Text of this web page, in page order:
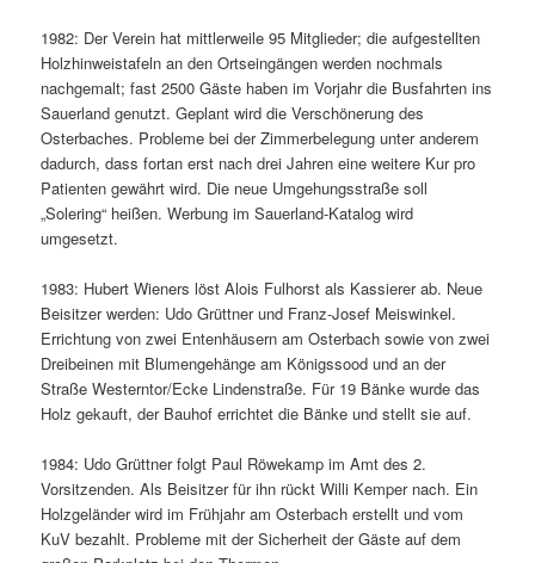
1982: Der Verein hat mittlerweile 95 Mitglieder; die aufgestellten
Holzhinweistafeln an den Ortseingängen werden nochmals
nachgemalt; fast 2500 Gäste haben im Vorjahr die Busfahrten ins
Sauerland genutzt. Geplant wird die Verschönerung des
Osterbaches. Probleme bei der Zimmerbelegung unter anderem
dadurch, dass fortan erst nach drei Jahren eine weitere Kur pro
Patienten gewährt wird. Die neue Umgehungsstraße soll
„Solering“ heißen. Werbung im Sauerland-Katalog wird
umgesetzt.
1983: Hubert Wieners löst Alois Fulhorst als Kassierer ab. Neue
Beisitzer werden: Udo Grüttner und Franz-Josef Meiswinkel.
Errichtung von zwei Entenhäusern am Osterbach sowie von zwei
Dreibeinen mit Blumengehänge am Königssood und an der
Straße Westerntor/Ecke Lindenstraße. Für 19 Bänke wurde das
Holz gekauft, der Bauhof errichtet die Bänke und stellt sie auf.
1984: Udo Grüttner folgt Paul Röwekamp im Amt des 2.
Vorsitzenden. Als Beisitzer für ihn rückt Willi Kemper nach. Ein
Holzgeländer wird im Frühjahr am Osterbach erstellt und vom
KuV bezahlt. Probleme mit der Sicherheit der Gäste auf dem